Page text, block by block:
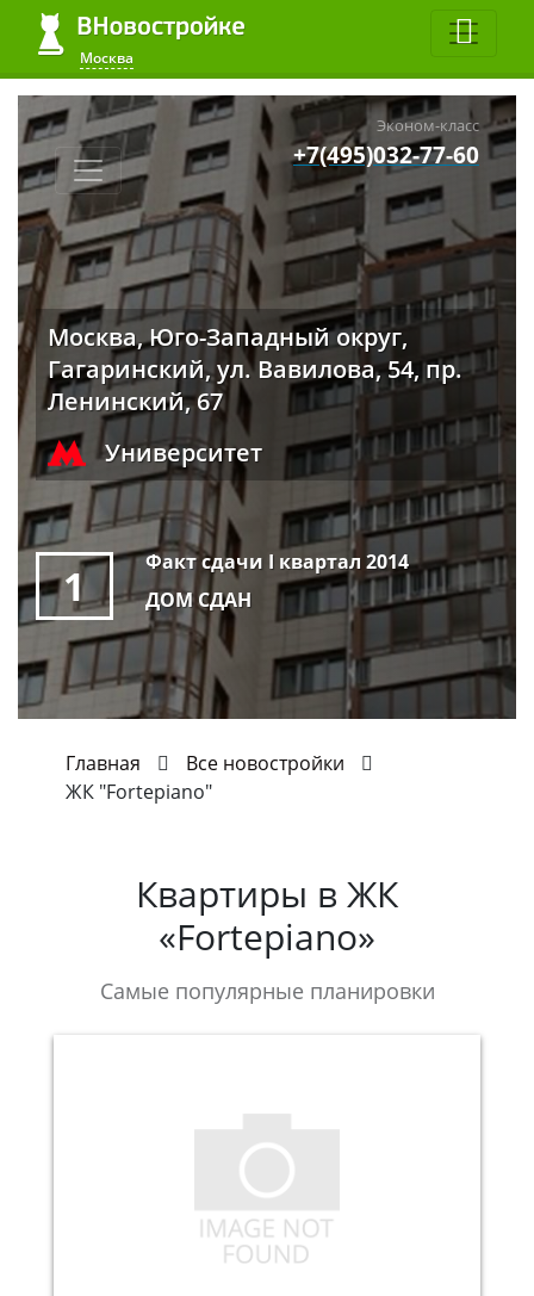
Москва
Эконом-класс
+7(495)032-77-60
Москва, Юго-Западный округ,
Гагаринский, ул. Вавилова, 54, пр.
Ленинский, 67
Университет
1
Факт сдачи I квартал 2014
ДОМ СДАН
Главная
Все новостройки
ЖК "Fortepiano"
Квартиры в ЖК
«Fortepiano»
Самые популярные планировки